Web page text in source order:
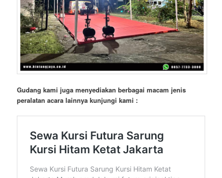
Gudang kami juga menyediakan berbagai macam jenis
peralatan acara lainnya kunjungi kami :